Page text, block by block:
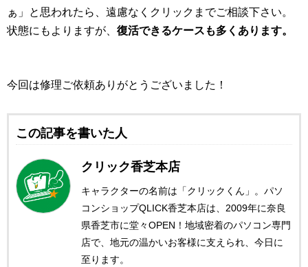
ぁ」と思われたら、遠慮なくクリックまでご相談下さい。
状態にもよりますが、 復活できるケースも多くあります。
今回は修理ご依頼ありがとうございました！
この記事を書いた人
クリック香芝本店
キャラクターの名前は「クリックくん」。パソ
コンショップQLICK香芝本店は、2009年に奈良
県香芝市に堂々OPEN！地域密着のパソコン専門
店で、地元の温かいお客様に支えられ、今日に
至ります。